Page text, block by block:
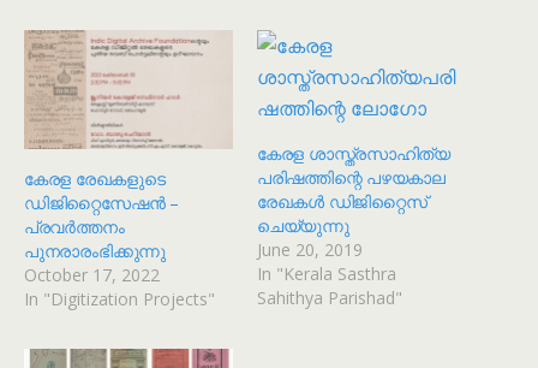
കേരള രേഖകളുടെ
ഡിജിറ്റൈസേഷൻ –
പ്രവർത്തനം
പുനരാരംഭിക്കുന്നു
October 17, 2022
In "Digitization Projects"
കേരള ശാസ്ത്രസാഹിത്യ
പരിഷത്തിന്റെ പഴയകാല
രേഖകൾ ഡിജിറ്റൈസ്
ചെയ്യുന്നു
June 20, 2019
In "Kerala Sasthra
Sahithya Parishad"